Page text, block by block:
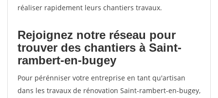
réaliser rapidement leurs chantiers travaux.
Rejoignez notre réseau pour
trouver des chantiers à Saint-
rambert-en-bugey
Pour pérénniser votre entreprise en tant qu'artisan
dans les travaux de rénovation Saint-rambert-en-bugey,